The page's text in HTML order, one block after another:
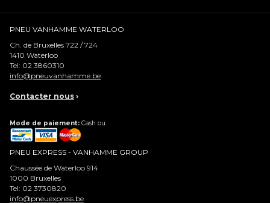
PNEU VANHAMME WATERLOO
Ch. de Bruxelles 722 / 724
1410 Waterloo
Tel: 02 3860310
info@pneuvanhamme.be
Contacter nous ›
Mode de paiement: Cash ou
PNEU EXPRESS - VANHAMME GROUP
Chaussée de Waterloo 914
1000 Bruxelles
Tel: 02 3730820
info@pneuexpress.be